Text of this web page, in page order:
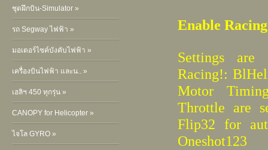
ชุดฝึกบิน-Simulator »
รถ Segway ไฟฟ้า »
มอเตอร์ไซค์บังคับไฟฟ้า »
เครื่องบินไฟฟ้า และน.. »
เฮลิฯ 450 ทุกรุ่น »
CANOPY for Helicopter »
ไจโล GYRO »
Enable
Settings are
Racing!:
Motor
Throttle are
Flip32 for
Oneshot123